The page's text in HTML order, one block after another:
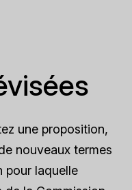
une proposition,
nouveaux termes
pour laquelle